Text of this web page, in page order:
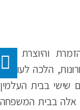
והיוצרת ליאן
הלכה לעולמה
שישי בבית העלמין
בבית המשפחה